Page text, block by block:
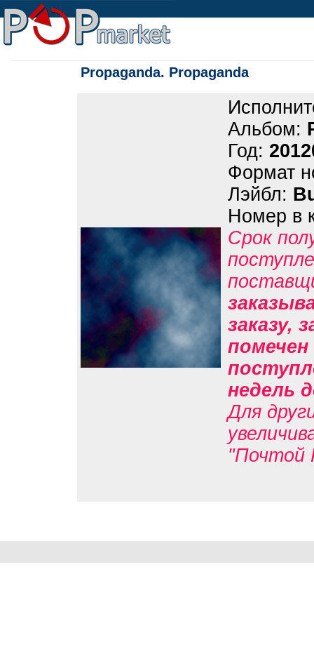
Propaganda. Propaganda
Альбом:
Год:
Формат
Лэйбл:
Номер в
Срок
заказу,
помечен
недель
Для
"Почтой